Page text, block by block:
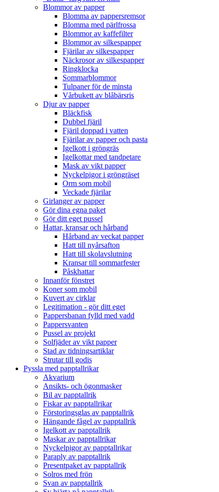
Blommor av papper
Blomma av pappersremsor
Blomma med pärlfrossa
Blommor av kaffefilter
Blommor av silkespapper
Fjärilar av silkespapper
Näckrosor av silkespapper
Ringklocka
Sommarblommor
Tulpaner för de minsta
Vårbukett av blåbärsris
Djur av papper
Bläckfisk
Dubbel fjäril
Fjäril doppad i vatten
Fjärilar av papper och pasta
Igelkott i gröngräs
Igelkottar med tandpetare
Mask av vikt papper
Nyckelpigor i gröngräset
Orm som mobil
Veckade fjärilar
Girlanger av papper
Gör dina egna paket
Gör ditt eget pussel
Hattar, kransar och hårband
Hårband av veckat papper
Hatt till nyårsafton
Hatt till skolavslutning
Kransar till sommarfester
Påskhattar
Innanför fönstret
Koner som mobil
Kuvert av cirklar
Legitimation - gör ditt eget
Pappersbanan fylld med vadd
Pappersvanten
Pussel av projekt
Solfjäder av vikt papper
Stad av tidningsartiklar
Strutar till godis
Pyssla med papptallrikar
Akvarium
Ansikts- och ögonmasker
Bil av papptallrik
Fiskar av papptallrikar
Förstoringsglas av papptallrik
Hängande fågel av papptallrik
Igelkott av papptallrik
Maskar av papptallrikar
Nyckelpigor av papptallrikar
Paraply av papptallrik
Presentpaket av papptallrik
Solros med frön
Svan av papptallrik